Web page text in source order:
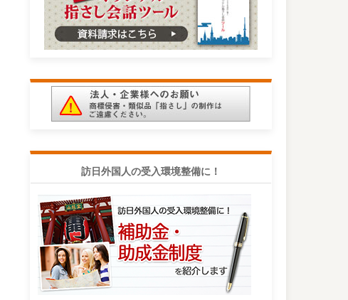
訪日外国人の受入環境整備に！